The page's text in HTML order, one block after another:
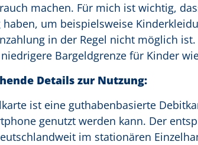
machen. Für mich ist wichtig,
haben, um beispielsweise
in der Regel nicht möglich
Bargeldgrenze für Kinder
Details zur Nutzung:
ist eine guthabenbasierte
genutzt werden kann. Der
im stationären